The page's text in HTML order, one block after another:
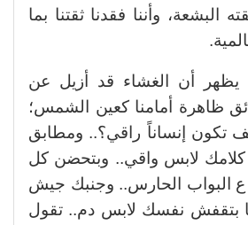
البشعة، وأننا فقدنا ثقتنا بما
يظهر أن الغشاء قد أزيل عن
ظاهرة أمامنا كعين الشمس؛
تكون إنساناً راقي؟.. ومطابق
لابس واقي.. وبتحضن كل
ع البواب الحارس.. وجنبك جيش
بتقفش نفسك لابس دم.. تقول